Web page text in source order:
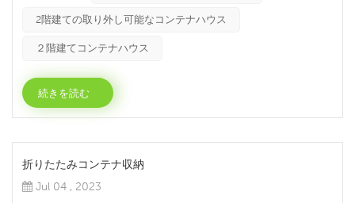
は以下のとおりです。1. 短期間での建設：コンテナ自体がプレ
ハブ構造であり、積み重ねることができるため、2階建てファ
2階建ての取り外し可能なコンテナハウス
２階建てコンテナハウス
続きを読む
折りたたみコンテナ収納
Jul 04 , 2023